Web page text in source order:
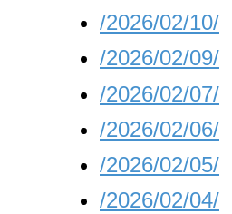
/2026/02/10/
/2026/02/09/
/2026/02/07/
/2026/02/06/
/2026/02/05/
/2026/02/04/